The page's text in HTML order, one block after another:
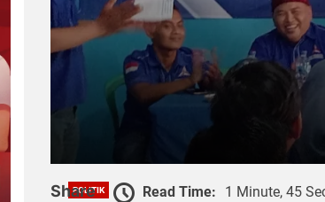
POLITIK
Share Read Time: 1 Minute, 45